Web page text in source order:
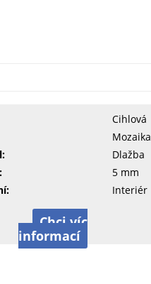
Cihlová
Mozaika
Dlažba
5 mm
Interiér
Chci víc
informací